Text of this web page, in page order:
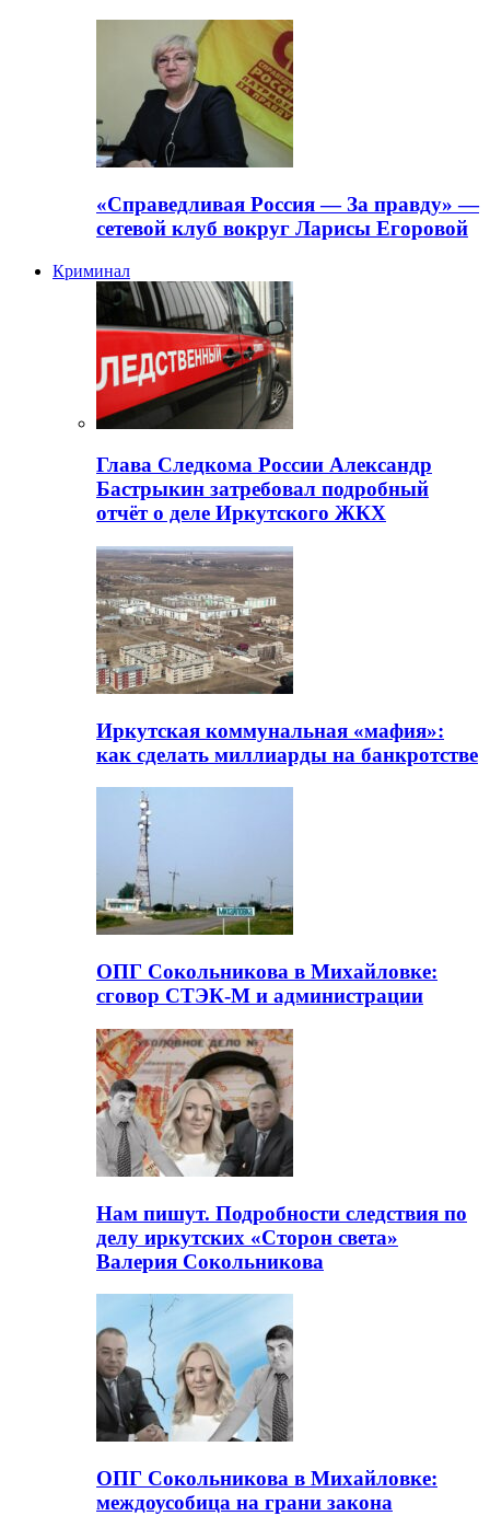
«Справедливая Россия — За правду» —
сетевой клуб вокруг Ларисы Егоровой
Криминал
Глава Следкома России Александр
Бастрыкин затребовал подробный
отчёт о деле Иркутского ЖКХ
Иркутская коммунальная «мафия»:
как сделать миллиарды на банкротстве
ОПГ Сокольникова в Михайловке:
сговор СТЭК-М и администрации
Нам пишут. Подробности следствия по
делу иркутских «Сторон света»
Валерия Сокольникова
ОПГ Сокольникова в Михайловке:
междоусобица на грани закона